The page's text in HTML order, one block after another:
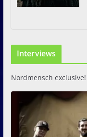
Interviews
Nordmensch exclusive!